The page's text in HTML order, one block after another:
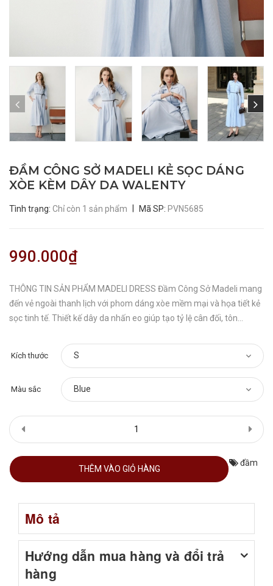
ĐẦM CÔNG SỞ MADELI KẺ SỌC DÁNG
XÒE KÈM DÂY DA WALENTY
Tình trạng: Chỉ còn 1 sản phẩm Mã SP: PVN5685
990.000₫
THÔNG TIN SẢN PHẨM MADELI DRESS Đầm Công Sở Madeli mang
đến vẻ ngoài thanh lịch với phom dáng xòe mềm mại và họa tiết kẻ
sọc tinh tế. Thiết kế dây da nhấn eo giúp tạo tỷ lệ cân đối, tôn...
Kích thước
Màu sắc
THÊM VÀO GIỎ HÀNG
đầm
Mô tả
Hướng dẫn mua hàng và đổi trả
hàng